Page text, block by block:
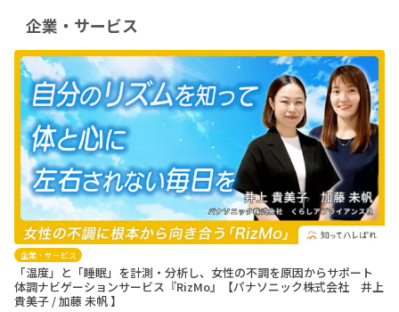
企業・サービス
企業・サービス
「温度」と「睡眠」を計測・分析し、女性の不調を原因からサポート
体調ナビゲーションサービス『RizMo』【パナソニック株式会社 井上
貴美子 / 加藤 未帆 】